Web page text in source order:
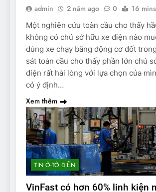
admin 2 năm ago 0 16 mins
Một nghiên cứu toàn cầu cho thấy
không có chủ sở hữu xe điện nào
dùng xe chạy bằng động cơ đốt
sát toàn cầu cho thấy phần lớn chủ
điện rất hài lòng với lựa chọn của
có ý định…
Xem thêm
TIN Ô-TÔ ĐIỆN
VinFast có hơn 60% linh kiện